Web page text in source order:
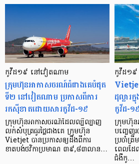
កូវីដ១៩ នៅវៀតណាម
ក្រុមហ៊ុន​អាកាសចរណ៍ធំជាងគេ​បំផុត​
ទី២ នៅវៀតណាម ​ប្រកាស​ពីការ
រកស៊ីខាតដោយសារកូវីដ-១៩
ក្រុមហ៊ុន​អាកាសចរណ៍​​ដែល​ល្បីល្បាញ​
លក់​សំបុត្រ​ធូរថ្លៃ​ជាងគេ ក្រុមហ៊ុន
Vietjet បាន​ប្រកាស​ឲ្យ​ដឹង​ពី​ការ​
ខាតបង់​ថវិកាប្រមាណ ៣៩,៨៣​លាន…
កូវីដ១
ដុល្លារ​
កូវីដ-
ក្រុមហ៊ុន
បញ្ចេញ
ប្រចាំត្
ពេលដែ
ជំងឺកូ…